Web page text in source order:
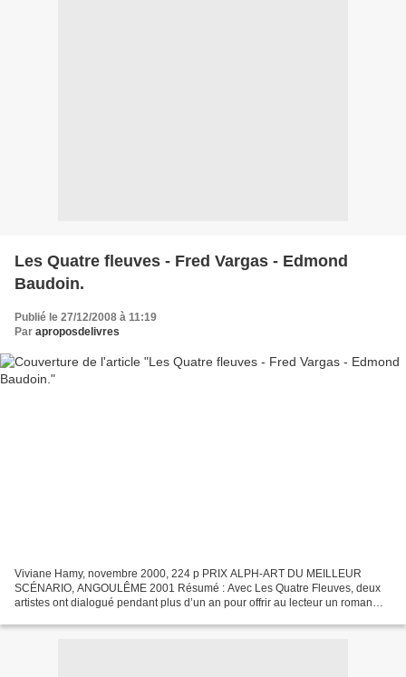
Les Quatre fleuves - Fred Vargas - Edmond
Baudoin.
Publié le 27/12/2008 à 11:19
Par aproposdelivres
Viviane Hamy, novembre 2000, 224 p PRIX ALPH-ART DU MEILLEUR
SCÉNARIO, ANGOULÊME 2001 Résumé : Avec Les Quatre Fleuves, deux
artistes ont dialogué pendant plus d’un an pour offrir au lecteur un roman